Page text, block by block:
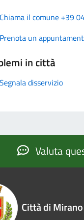
Chiama il comune +39
Prenota un
in città
Segnala disservizio
Valuta
Città di Mirano